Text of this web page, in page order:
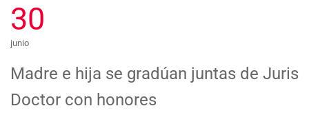
30
junio
Madre e hija se gradúan juntas de Juris
Doctor con honores